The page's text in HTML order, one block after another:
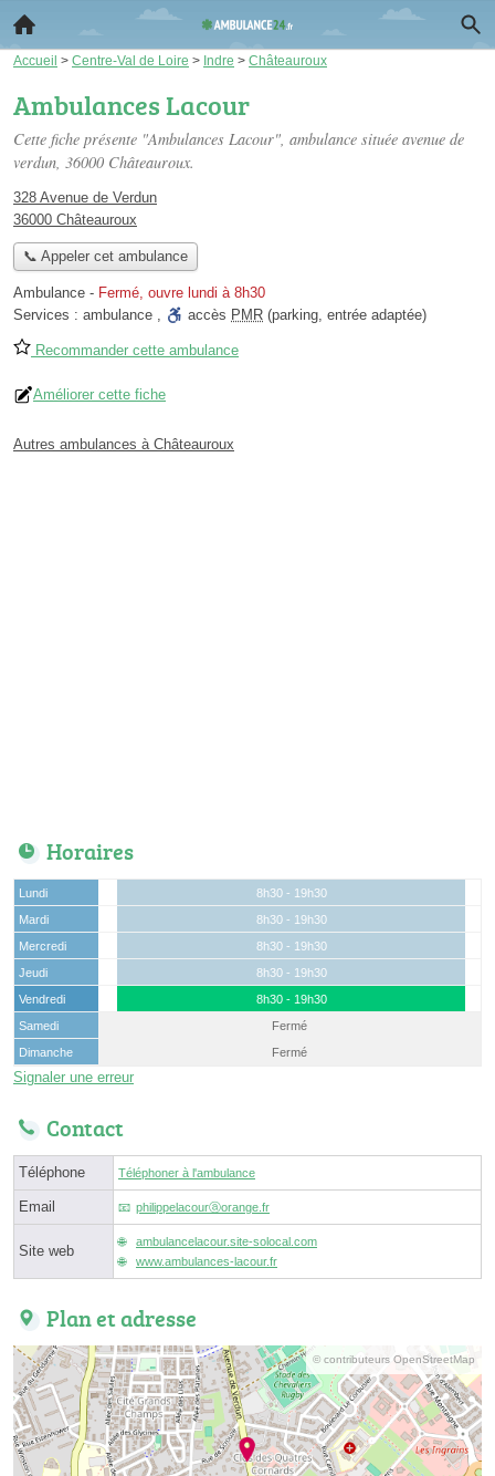
Accueil > Centre-Val de Loire > Indre > Châteauroux
Ambulances Lacour
Cette fiche présente "Ambulances Lacour", ambulance située avenue de
verdun, 36000 Châteauroux.
328 Avenue de Verdun
36000 Châteauroux
📞 Appeler cet ambulance
Ambulance - Fermé, ouvre lundi à 8h30
Services : ambulance , accès PMR (parking, entrée adaptée)
Recommander cette ambulance
Améliorer cette fiche
Autres ambulances à Châteauroux
Horaires
Lundi
8h30 - 19h30
Mardi
8h30 - 19h30
Mercredi
8h30 - 19h30
Jeudi
8h30 - 19h30
Vendredi
8h30 - 19h30
Samedi
Fermé
Dimanche
Fermé
Signaler une erreur
Contact
Téléphone Téléphoner à l'ambulance
Email philippelacourⓐorange.fr
Site web
ambulancelacour.site-solocal.com
www.ambulances-lacour.fr
Plan et adresse
© contributeurs OpenStreetMap